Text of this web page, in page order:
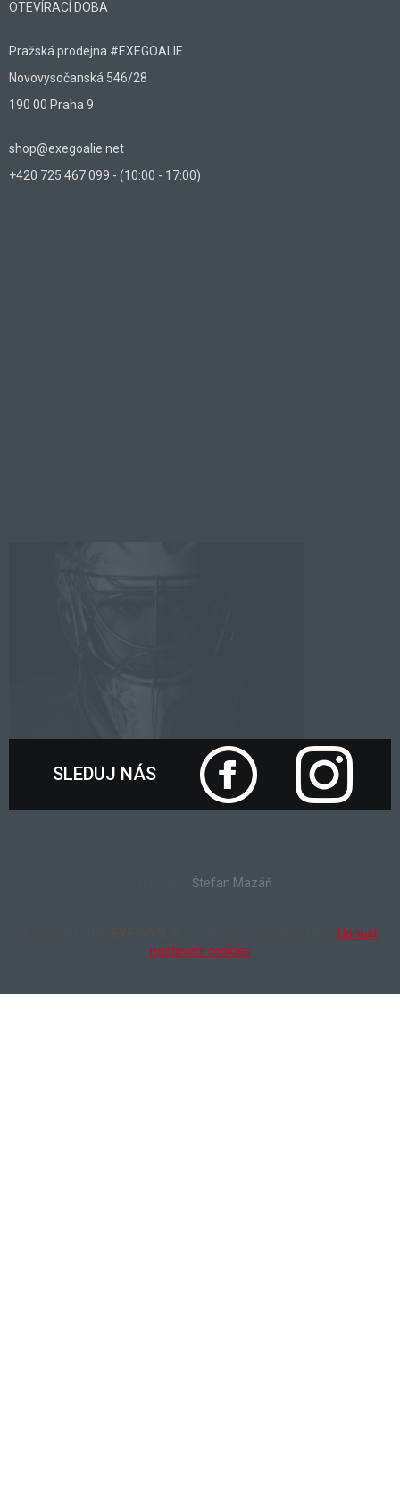
OTEVÍRACÍ DOBA
Pražská prodejna #EXEGOALIE
Novovysočanská 546/28
190 00 Praha 9
shop@exegoalie.net
+420 725 467 099 - (10:00 - 17:00)
SLEDUJ NÁS
Štefan Mazáň
Upravit
nastavení cookies